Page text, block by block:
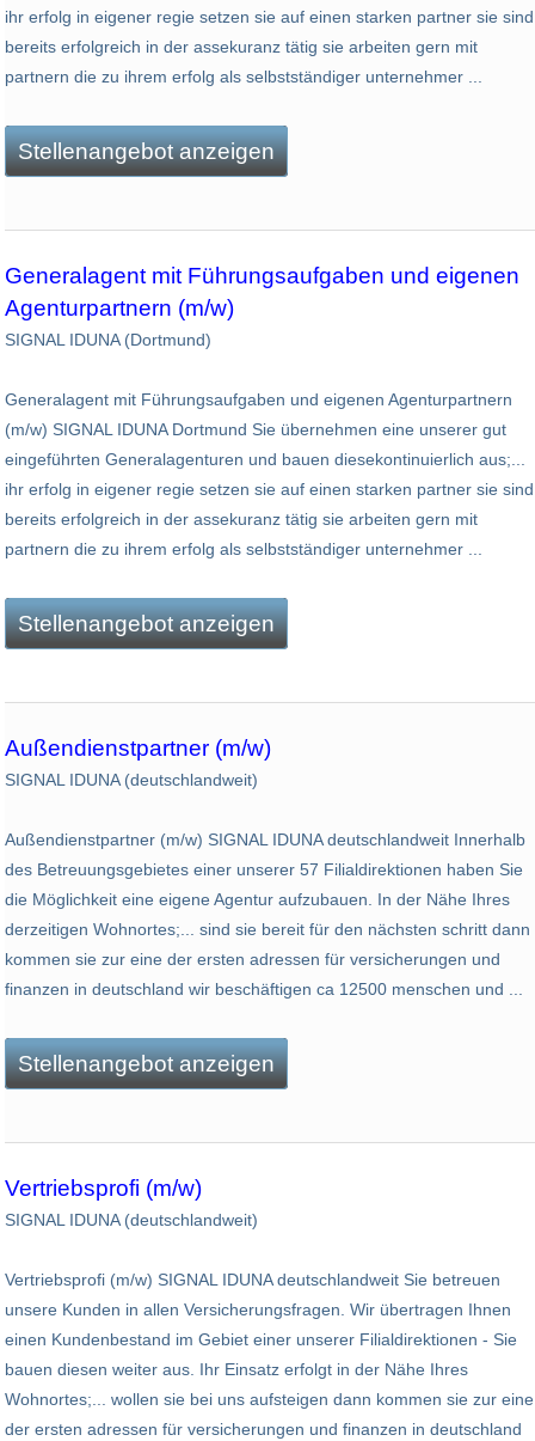
ihr erfolg in eigener regie setzen sie auf einen starken partner sie sind
bereits erfolgreich in der assekuranz tätig sie arbeiten gern mit
partnern die zu ihrem erfolg als selbstständiger unternehmer ...
Stellenangebot anzeigen
Generalagent mit Führungsaufgaben und eigenen
Agenturpartnern (m/w)
SIGNAL IDUNA (Dortmund)
Generalagent mit Führungsaufgaben und eigenen Agenturpartnern
(m/w) SIGNAL IDUNA Dortmund Sie übernehmen eine unserer gut
eingeführten Generalagenturen und bauen diesekontinuierlich aus;...
ihr erfolg in eigener regie setzen sie auf einen starken partner sie sind
bereits erfolgreich in der assekuranz tätig sie arbeiten gern mit
partnern die zu ihrem erfolg als selbstständiger unternehmer ...
Stellenangebot anzeigen
Außendienstpartner (m/w)
SIGNAL IDUNA (deutschlandweit)
Außendienstpartner (m/w) SIGNAL IDUNA deutschlandweit Innerhalb
des Betreuungsgebietes einer unserer 57 Filialdirektionen haben Sie
die Möglichkeit eine eigene Agentur aufzubauen. In der Nähe Ihres
derzeitigen Wohnortes;... sind sie bereit für den nächsten schritt dann
kommen sie zur eine der ersten adressen für versicherungen und
finanzen in deutschland wir beschäftigen ca 12500 menschen und ...
Stellenangebot anzeigen
Vertriebsprofi (m/w)
SIGNAL IDUNA (deutschlandweit)
Vertriebsprofi (m/w) SIGNAL IDUNA deutschlandweit Sie betreuen
unsere Kunden in allen Versicherungsfragen. Wir übertragen Ihnen
einen Kundenbestand im Gebiet einer unserer Filialdirektionen - Sie
bauen diesen weiter aus. Ihr Einsatz erfolgt in der Nähe Ihres
Wohnortes;... wollen sie bei uns aufsteigen dann kommen sie zur eine
der ersten adressen für versicherungen und finanzen in deutschland